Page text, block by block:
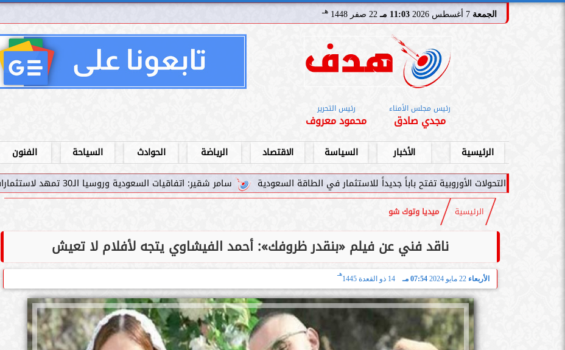
الجمعة 11:03 مـ 22 صفر 1448 هـ
رئيس مجلس الأمناء
مجدي صادق
رئيس التحرير
محمود معروف
الرئيسية الأخبار السياسة الاقتصاد الرياضة الحوادث السياحة الفنون
سامر شقير: اتفاقيات السعودية وروسيا الـ30 تمهد لاستثمارات استراتيجية واعدة في رؤية... تفتح باباً جديداً للاستثمار في الطاقة السعودية
الرئيسية ميديا وتوك شو
ناقد فني عن فيلم «بنقدر ظروفك»: أحمد الفيشاوي يتجه لأفلام لا تعيش
الأربعاء 22 مايو 2024 07:54 مـ 14 ذو القعدة 1445
هـ